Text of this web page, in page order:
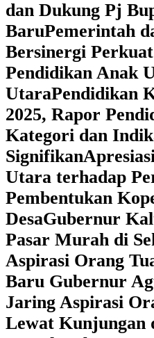
dan Dukung Pj
BaruPemerintah
Bersinergi
Pendidikan Anak
Utara‎Pendidikan
2025, Rapor
Kategori dan
Signifikan
Utara terhadap
Pembentukan
Desa‎Gubernur
Pasar Murah di
Aspirasi Orang
Baru Gubernur
Jaring Aspirasi
Lewat Kunjungan